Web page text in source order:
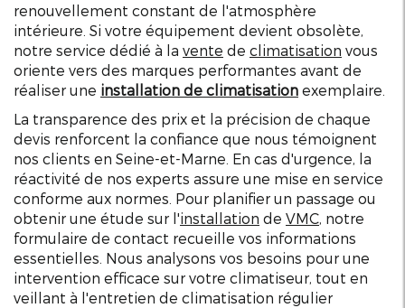
renouvellement constant de l'atmosphère
intérieure. Si votre équipement devient obsolète,
notre service dédié à la vente de climatisation vous
oriente vers des marques performantes avant de
réaliser une installation de climatisation exemplaire.
La transparence des prix et la précision de chaque
devis renforcent la confiance que nous témoignent
nos clients en Seine-et-Marne. En cas d'urgence, la
réactivité de nos experts assure une mise en service
conforme aux normes. Pour planifier un passage ou
obtenir une étude sur l'installation de VMC, notre
formulaire de contact recueille vos informations
essentielles. Nous analysons vos besoins pour une
intervention efficace sur votre climatiseur, tout en
veillant à l'entretien de climatisation régulier